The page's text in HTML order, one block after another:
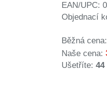
EAN/UPC:
Objednací
Běžná cena:
Naše cena:
Ušetříte: 44